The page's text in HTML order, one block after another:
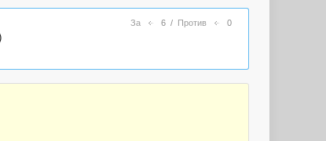
За 6/ Против 0